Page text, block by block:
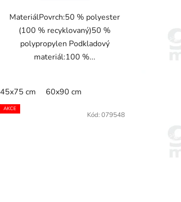
MateriálPovrch:50 % polyester
(100 % recyklovaný)50 %
polypropylen Podkladový
materiál:100 %...
45x75 cm 60x90 cm
AKCE
Kód: 079548